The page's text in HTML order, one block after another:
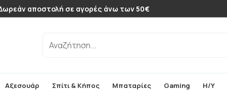
αποστολή σε αγορές άνω των 50€
Αξεσουάρ Σπίτι & Κήπος Μπαταρίες Gaming Η/Υ